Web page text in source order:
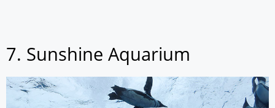
7. Sunshine Aquarium